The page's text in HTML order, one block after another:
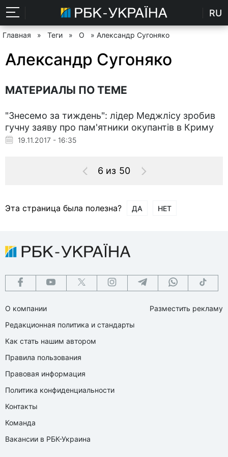
RU
Главная » Теги » О » Александр Сугоняко
Александр Сугоняко
МАТЕРИАЛЫ ПО ТЕМЕ
"Знесемо за тиждень": лідер Меджлісу зробив
гучну заяву про пам'ятники окупантів в Криму
19.11.2017 - 16:35
6 из 50
Эта страница была полезна? ДА НЕТ
О компании
Редакционная политика и стандарты
Как стать нашим автором
Правила пользования
Правовая информация
Политика конфиденциальности
Контакты
Команда
Вакансии в РБК-Украина
Разместить рекламу